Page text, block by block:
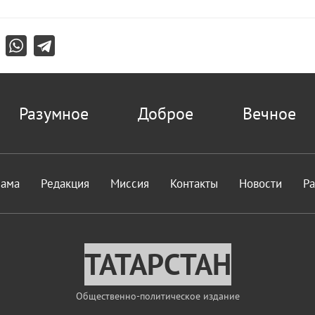
Разумное Доброе Вечное
Редакция Миссия Контакты Новости
ТАТАРСТАН
Общественно-политическое издание